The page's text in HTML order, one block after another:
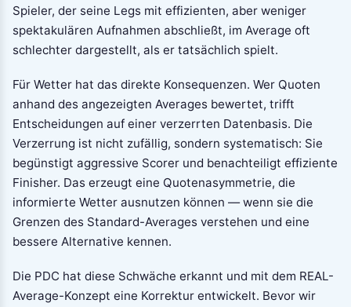
Spieler, der seine Legs mit effizienten, aber weniger
spektakulären Aufnahmen abschließt, im Average oft
schlechter dargestellt, als er tatsächlich spielt.
Für Wetter hat das direkte Konsequenzen. Wer Quoten
anhand des angezeigten Averages bewertet, trifft
Entscheidungen auf einer verzerrten Datenbasis. Die
Verzerrung ist nicht zufällig, sondern systematisch: Sie
begünstigt aggressive Scorer und benachteiligt effiziente
Finisher. Das erzeugt eine Quotenasymmetrie, die
informierte Wetter ausnutzen können — wenn sie die
Grenzen des Standard-Averages verstehen und eine
bessere Alternative kennen.
Die PDC hat diese Schwäche erkannt und mit dem REAL-
Average-Konzept eine Korrektur entwickelt. Bevor wir